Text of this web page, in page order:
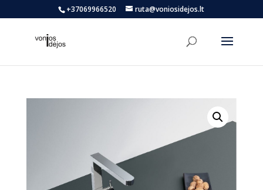
+37069966520 ruta@voniosidejos.lt